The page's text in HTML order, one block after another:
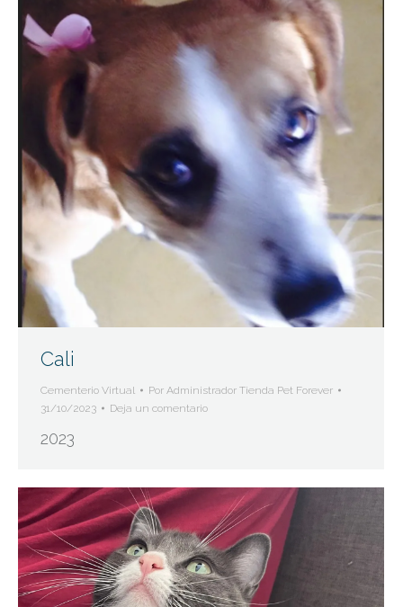
Cali
Cementerio Virtual Por Administrador Tienda Pet Forever
31/10/2023
Deja un comentario
2023